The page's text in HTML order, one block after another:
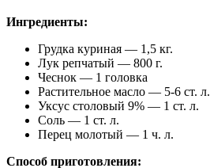
Ингредиенты:
Грудка куриная — 1,5 кг.
Лук репчатый — 800 г.
Чеснок — 1 головка
Растительное масло — 5-6 ст. л.
Уксус столовый 9% — 1 ст. л.
Соль — 1 ст. л.
Перец молотый — 1 ч. л.
Способ приготовления: